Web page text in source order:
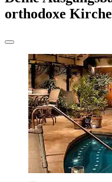
orthodoxe Kirche